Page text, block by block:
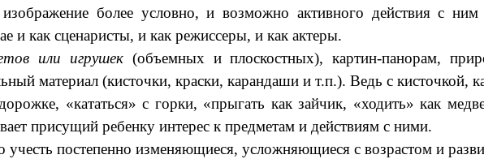
более условно, и возможно активного действия с ним
и как сценаристы, и как режиссеры, и как актеры.
или игрушек(объемных и плоскостных), картин-панорам,
материал (кисточки, краски, карандаши и т.п.). Ведь с кисточкой,
«кататься» с горки, «прыгать как зайчик, «ходить» как
присущий ребенку интерес к предметам и действиям с ними.
постепенно изменяющиеся, усложняющиеся с возрастом и